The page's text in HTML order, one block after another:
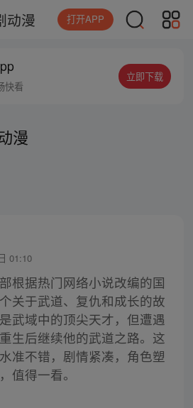
动漫 打开APP
快看
立即下载
漫
01:10
根据热门网络小说改编的国
关于武道、复仇和成长的故
武域中的顶尖天才，但遭遇
生后继续他的武道之路。这
准不错，剧情紧凑，角色塑
值得一看。